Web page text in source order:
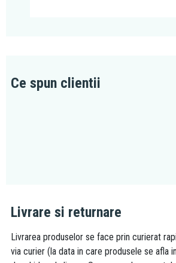
Ce spun clientii
Livrare si returnare
Livrarea produselor se face prin curierat
via curier (la data in care produsele se afla